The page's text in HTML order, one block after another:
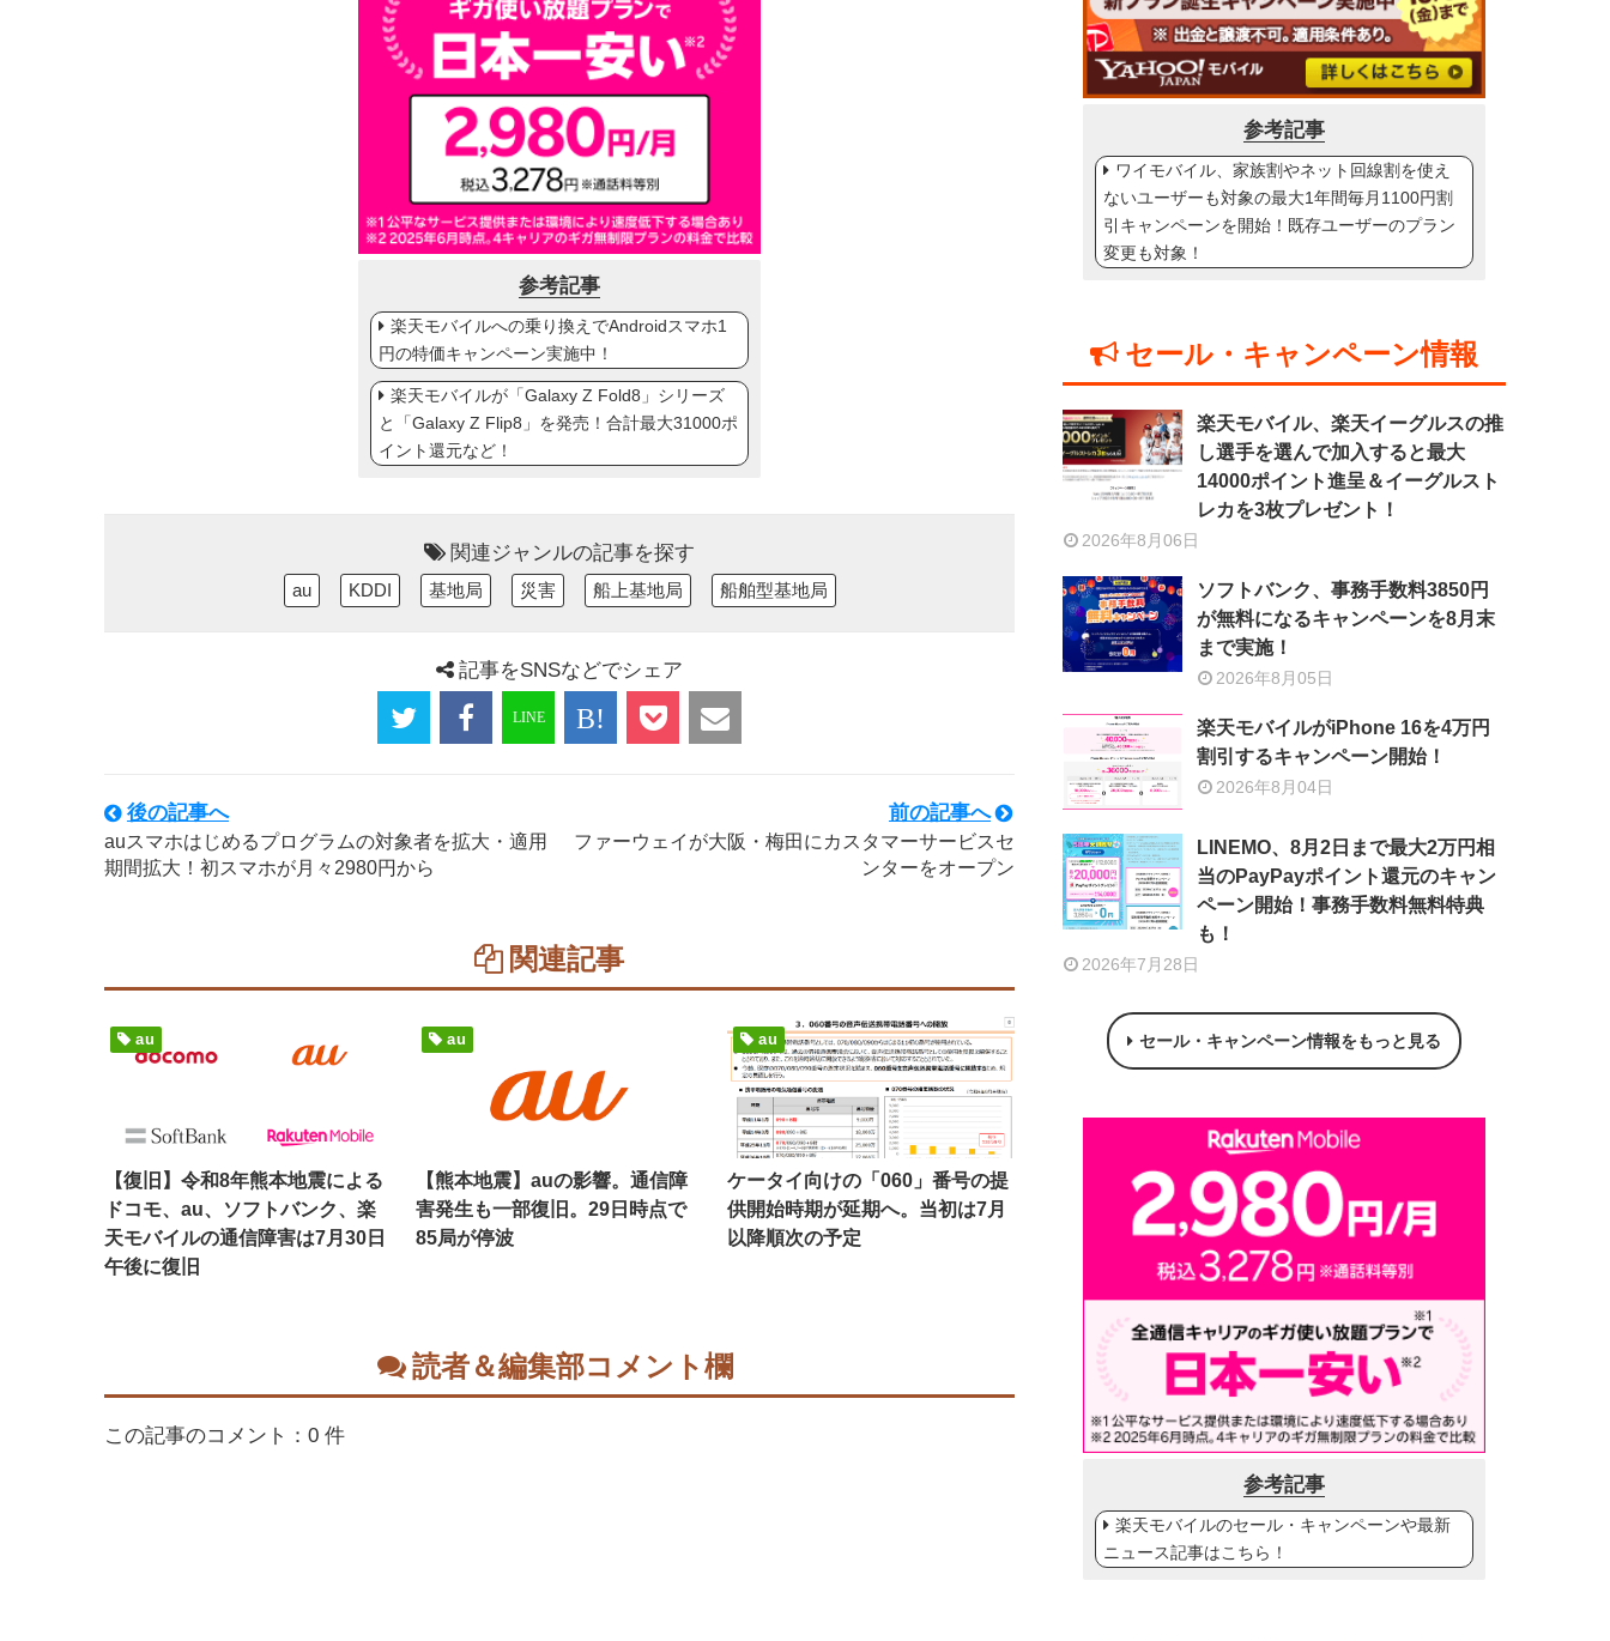
参考記事
楽天モバイルへの乗り換えでAndroidスマホ1
円の特価キャンペーン実施中！
楽天モバイルが「Galaxy Z Fold8」シリーズ
と「Galaxy Z Flip8」を発売！合計最大31000ポ
イント還元など！
関連ジャンルの記事を探す
au KDDI 基地局 災害 船上基地局 船舶型基地局
記事をSNSなどでシェア
後の記事へ
auスマホはじめるプログラムの対象者を拡大・適用
期間拡大！初スマホが月々2980円から
前の記事へ
ファーウェイが大阪・梅田にカスタマーサービスセ
ンターをオープン
関連記事
au
【復旧】令和8年熊本地震による
ドコモ、au、ソフトバンク、楽
天モバイルの通信障害は7月30日
午後に復旧
au
【熊本地震】auの影響。通信障
害発生も一部復旧。29日時点で
85局が停波
au
ケータイ向けの「060」番号の提
供開始時期が延期へ。当初は7月
以降順次の予定
読者＆編集部コメント欄
この記事のコメント：0 件
参考記事
ワイモバイル、家族割やネット回線割を使え
ないユーザーも対象の最大1年間毎月1100円割
引キャンペーンを開始！既存ユーザーのプラン
変更も対象！
セール・キャンペーン情報
楽天モバイル、楽天イーグルスの推
し選手を選んで加入すると最大
14000ポイント進呈＆イーグルスト
レカを3枚プレゼント！
2026年8月06日
ソフトバンク、事務手数料3850円
が無料になるキャンペーンを8月末
まで実施！
2026年8月05日
楽天モバイルがiPhone 16を4万円
割引するキャンペーン開始！
2026年8月04日
LINEMO、8月2日まで最大2万円相
当のPayPayポイント還元のキャン
ペーン開始！事務手数料無料特典
も！
2026年7月28日
セール・キャンペーン情報をもっと見る
参考記事
楽天モバイルのセール・キャンペーンや最新
ニュース記事はこちら！